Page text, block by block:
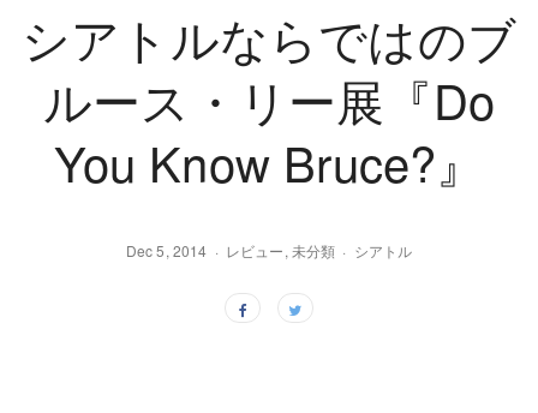
シアトルならではのブ
ルース・リー展『Do
You Know Bruce?』
Dec 5, 2014 レビュー, 未分類 シアトル